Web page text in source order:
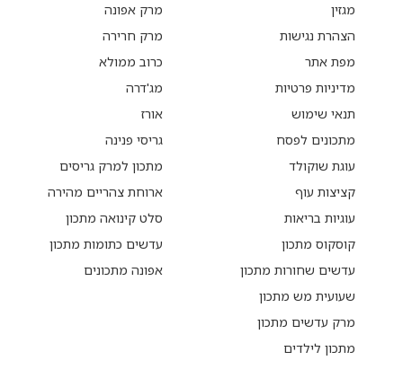
מגזין
הצהרת נגישות
מפת אתר
מדיניות פרטיות
תנאי שימוש
מתכונים לפסח
עוגת שוקולד
קציצות עוף
עוגיות בריאות
קוסקוס מתכון
עדשים שחורות מתכון
שעועית מש מתכון
מרק עדשים מתכון
מתכון לילדים
מרק אפונה
מרק חרירה
כרוב ממולא
מג'דרה
אורז
גריסי פנינה
מתכון למרק גריסים
ארוחת צהריים מהירה
סלט קינואה מתכון
עדשים כתומות מתכון
אפונה מתכונים